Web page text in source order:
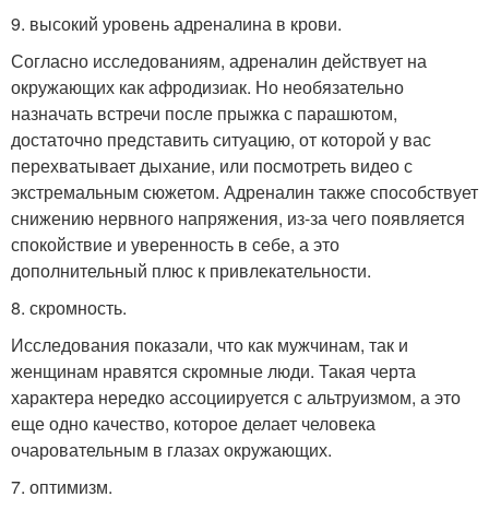
9. высокий уровень адреналина в крови.
Согласно исследованиям, адреналин действует на
окружающих как афродизиак. Но необязательно
назначать встречи после прыжка с парашютом,
достаточно представить ситуацию, от которой у вас
перехватывает дыхание, или посмотреть видео с
экстремальным сюжетом. Адреналин также способствует
снижению нервного напряжения, из-за чего появляется
спокойствие и уверенность в себе, а это
дополнительный плюс к привлекательности.
8. скромность.
Исследования показали, что как мужчинам, так и
женщинам нравятся скромные люди. Такая черта
характера нередко ассоциируется с альтруизмом, а это
еще одно качество, которое делает человека
очаровательным в глазах окружающих.
7. оптимизм.